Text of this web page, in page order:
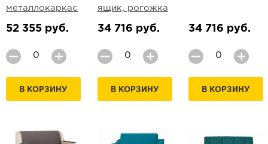
металлокаркас
52 355 руб.
В КОРЗИНУ
ящик, рогожка
34 716 руб.
В КОРЗИНУ
34 716 руб.
В КОРЗИНУ